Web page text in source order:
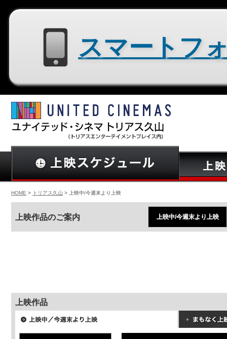
HOME > トリアス久山 > 上映中/今週末より上映
上映作品のご案内 上映中/今週末より上映
上映作品